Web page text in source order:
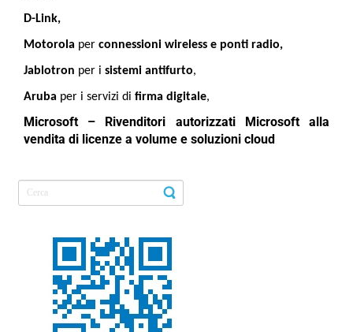
D-Link,
Motorola per connessioni wireless e ponti radio,
Jablotron per i sistemi antifurto,
Aruba per i servizi di firma digitale,
Microsoft – Rivenditori autorizzati Microsoft alla
vendita di licenze a volume e soluzioni cloud